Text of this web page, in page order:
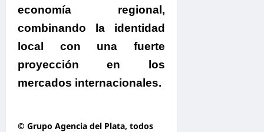
economía regional,
combinando la identidad
local con una fuerte
proyección en los
mercados internacionales.
© Grupo Agencia del Plata, todos